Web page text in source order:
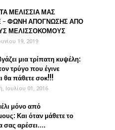
ΜΕΛΙΣΣΙΑ ΜΑΣ
- ΦΩΝΗ ΑΠΟΓΝΩΣΗΣ ΑΠΟ
ΜΕΛΙΣΣΟΚΟΜΟΥΣ
19, 2019
μια τρίπατη κυψέλη:
τρύγο που έγινε
θα πάθετε σοκ!!!
Ιουλίου 01, 2016
μόνο από
Και όταν μάθετε το
σας αρέσει....